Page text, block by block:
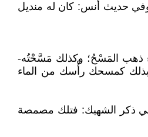
حديث أَنس: كان له منديل
ذهب المَسْحُ؛ وكذلك مَسَّحْتُه-
بذلك كمسحك رأْسك من الماء
ذكر الشهيك: فتلك مصمصة